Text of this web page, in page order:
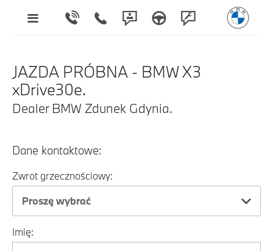
JAZDA PRÓBNA - BMW X3
xDrive30e.
Dealer BMW Zdunek Gdynia.
Dane kontaktowe:
Zwrot grzecznościowy:
Proszę wybrać
Imię: